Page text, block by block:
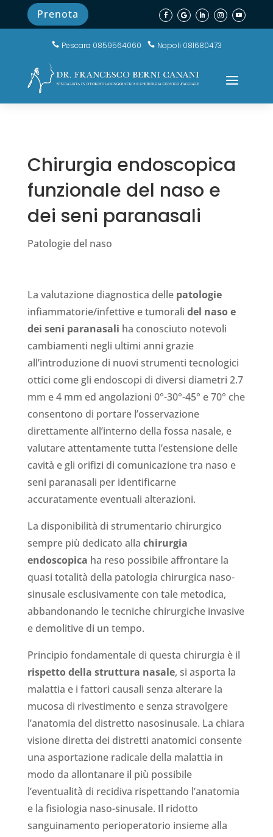
Prenota
 Pescara 0859564060  Napoli 081680473
Chirurgia endoscopica
funzionale del naso e
dei seni paranasali
Patologie del naso
La valutazione diagnostica delle patologie
infiammatorie/infettive e tumorali del naso e
dei seni paranasali ha conosciuto notevoli
cambiamenti negli ultimi anni grazie
all’introduzione di nuovi strumenti tecnologici
ottici come gli endoscopi di diversi diametri 2.7
mm e 4 mm ed angolazioni 0°-30°-45° e 70° che
consentono di portare l’osservazione
direttamente all’interno della fossa nasale, e
valutare attentamente tutta l’estensione delle
cavità e gli orifizi di comunicazione tra naso e
seni paranasali per identificarne
accuratamente eventuali alterazioni.
La disponibilità di strumentario chirurgico
sempre più dedicato alla chirurgia
endoscopica ha reso possibile affrontare la
quasi totalità della patologia chirurgica naso-
sinusale esclusivamente con tale metodica,
abbandonando le tecniche chirurgiche invasive
e demolitive di un tempo.
Principio fondamentale di questa chirurgia è il
rispetto della struttura nasale, si asporta la
malattia e i fattori causali senza alterare la
mucosa di rivestimento e senza stravolgere
l’anatomia del distretto nasosinusale. La chiara
visione diretta dei distretti anatomici consente
una asportazione radicale della malattia in
modo da allontanare il più possibile
l’eventualità di recidiva rispettando l’anatomia
e la fisiologia naso-sinusale. Il ridotto
sanguinamento perioperatorio insieme alla